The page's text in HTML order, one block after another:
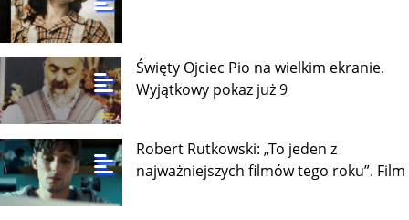
Święty Ojciec Pio na wielkim ekranie.
Wyjątkowy pokaz już 9
Robert Rutkowski: „To jeden z
najważniejszych filmów tego roku”. Film